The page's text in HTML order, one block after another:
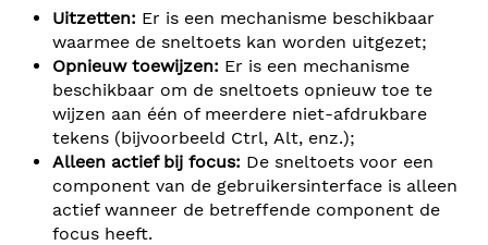
Uitzetten: Er is een mechanisme beschikbaar
waarmee de sneltoets kan worden uitgezet;
Opnieuw toewijzen: Er is een mechanisme
beschikbaar om de sneltoets opnieuw toe te
wijzen aan één of meerdere niet-afdrukbare
tekens (bijvoorbeeld Ctrl, Alt, enz.);
Alleen actief bij focus: De sneltoets voor een
component van de gebruikersinterface is alleen
actief wanneer de betreffende component de
focus heeft.